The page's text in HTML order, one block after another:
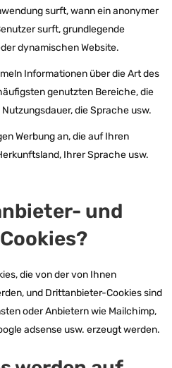
surft, wann ein anonymer
surft, grundlegende
dynamischen Website.
Informationen über die Art des
genutzten Bereiche, die
die Sprache usw.
Werbung an, die auf Ihren
Ihrer Sprache usw.
und
die von der von Ihnen
und Drittanbieter-Cookies sind
oder Anbietern wie Mailchimp,
adsense usw. erzeugt werden.